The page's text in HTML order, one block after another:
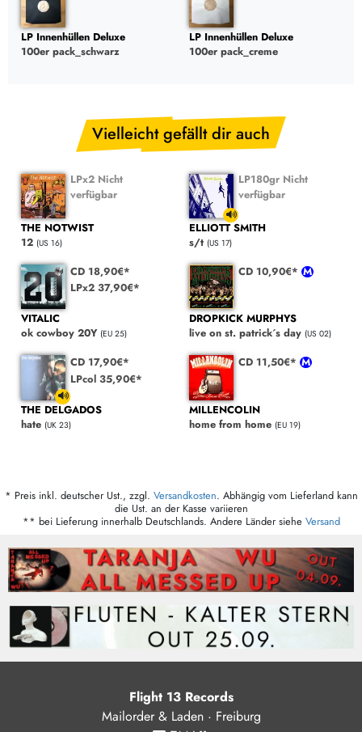
LP Innenhüllen Deluxe
100er pack_schwarz
LP Innenhüllen Deluxe
100er pack_creme
Vielleicht gefällt dir auch
LPx2 Nicht
verfügbar
THE NOTWIST
12 (US 16)
LP180gr Nicht
verfügbar
ELLIOTT SMITH
s/t (US 17)
CD 18,90€*
LPx2 37,90€*
VITALIC
ok cowboy 20Y (EU 25)
CD 10,90€*
DROPKICK MURPHYS
live on st. patrick´s day (US 02)
CD 17,90€*
LPcol 35,90€*
THE DELGADOS
hate (UK 23)
CD 11,50€*
MILLENCOLIN
home from home (EU 19)
* Preis inkl. deutscher Ust., zzgl. Versandkosten. Abhängig vom Lieferland kann
die Ust. an der Kasse variieren
** bei Lieferung innerhalb Deutschlands. Andere Länder siehe Versand
Flight 13 Records
Mailorder & Laden · Freiburg